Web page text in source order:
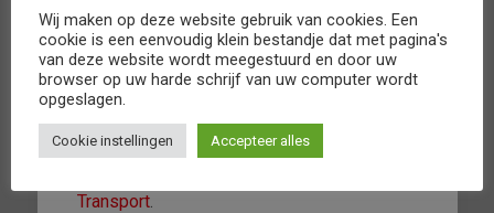
Duo € 975,-
Voor motoren zwaarder dan 300 kilo en
langer dan 2.40 meter hebben we geen
plaats. Heb jij zo’n motor neem dan gerust
contactop. Gaan we een oplossing zoeken.
Transport.
Wij maken op deze website gebruik van cookies. Een
cookie is een eenvoudig klein bestandje dat met pagina's
van deze website wordt meegestuurd en door uw
browser op uw harde schrijf van uw computer wordt
opgeslagen.
Cookie instellingen Accepteer alles